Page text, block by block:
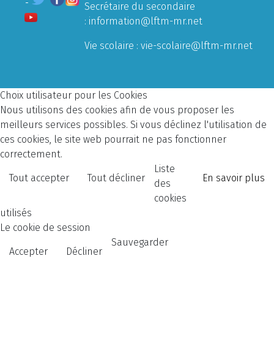
Secrétaire du secondaire
: information@lftm-mr.net
Vie scolaire : vie-scolaire@lftm-mr.net
Choix utilisateur pour les Cookies
Nous utilisons des cookies afin de vous proposer les
meilleurs services possibles. Si vous déclinez l'utilisation de
ces cookies, le site web pourrait ne pas fonctionner
correctement.
Tout accepter Tout décliner En savoir plus
Liste
des
cookies
utilisés
Le cookie de session
Accepter Décliner
Sauvegarder